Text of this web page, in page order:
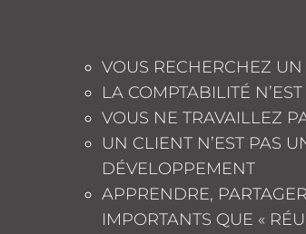
VOUS RECHERCHEZ
LA COMPTABILITÉ
VOUS NE TRAVAILLEZ
UN CLIENT N’EST PAS
DÉVELOPPEMENT
APPRENDRE,
IMPORTANTS QUE «